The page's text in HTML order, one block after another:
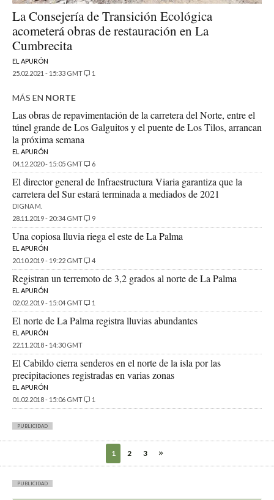
La Consejería de Transición Ecológica
acometerá obras de restauración en La
Cumbrecita
EL APURÓN
25.02.2021 - 15:33 GMT
1
MÁS EN NORTE
Las obras de repavimentación de la carretera del Norte, entre el
túnel grande de Los Galguitos y el puente de Los Tilos, arrancan
la próxima semana
EL APURÓN
04.12.2020 - 15:05 GMT
6
El director general de Infraestructura Viaria garantiza que la
carretera del Sur estará terminada a mediados de 2021
DIGNA M.
28.11.2019 - 20:34 GMT
9
Una copiosa lluvia riega el este de La Palma
EL APURÓN
20.10.2019 - 19:22 GMT
4
Registran un terremoto de 3,2 grados al norte de La Palma
EL APURÓN
02.02.2019 - 15:04 GMT
1
El norte de La Palma registra lluvias abundantes
EL APURÓN
22.11.2018 - 14:30 GMT
El Cabildo cierra senderos en el norte de la isla por las
precipitaciones registradas en varias zonas
EL APURÓN
01.02.2018 - 15:06 GMT
1
PUBLICIDAD
1 2 3
PUBLICIDAD